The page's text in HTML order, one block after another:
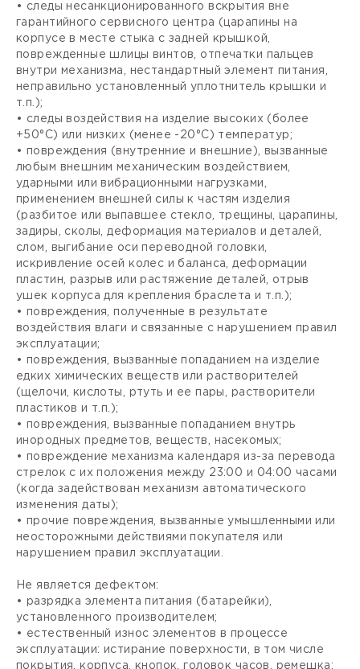
• следы несанкционированного вскрытия вне
гарантийного сервисного центра (царапины на
корпусе в месте стыка с задней крышкой,
поврежденные шлицы винтов, отпечатки пальцев
внутри механизма, нестандартный элемент питания,
неправильно установленный уплотнитель крышки и
т.п.);
• следы воздействия на изделие высоких (более
+50°С) или низких (менее -20°С) температур;
• повреждения (внутренние и внешние), вызванные
любым внешним механическим воздействием,
ударными или вибрационными нагрузками,
применением внешней силы к частям изделия
(разбитое или выпавшее стекло, трещины, царапины,
задиры, сколы, деформация материалов и деталей,
слом, выгибание оси переводной головки,
искривление осей колес и баланса, деформации
пластин, разрыв или растяжение деталей, отрыв
ушек корпуса для крепления браслета и т.п.);
• повреждения, полученные в результате
воздействия влаги и связанные с нарушением правил
эксплуатации;
• повреждения, вызванные попаданием на изделие
едких химических веществ или растворителей
(щелочи, кислоты, ртуть и ее пары, растворители
пластиков и т.п.);
• повреждения, вызванные попаданием внутрь
инородных предметов, веществ, насекомых;
• повреждение механизма календаря из-за перевода
стрелок с их положения между 23:00 и 04:00 часами
(когда задействован механизм автоматического
изменения даты);
• прочие повреждения, вызванные умышленными или
неосторожными действиями покупателя или
нарушением правил эксплуатации.
Не является дефектом:
• разрядка элемента питания (батарейки),
установленного производителем;
• естественный износ элементов в процессе
эксплуатации: истирание поверхности, в том числе
покрытия, корпуса, кнопок, головок часов, ремешка;